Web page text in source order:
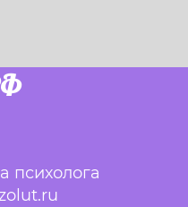
психолога